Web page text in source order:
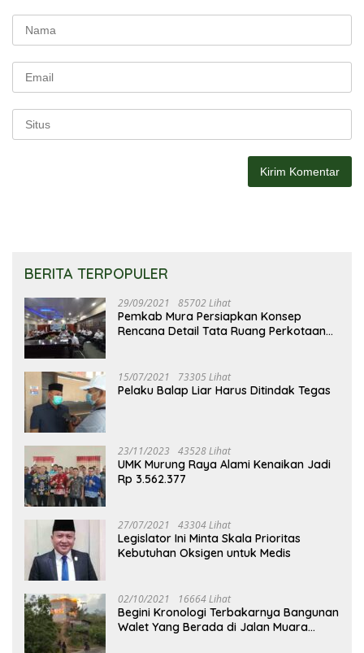
BERITA TERPOPULER
29/09/2021 85702 Lihat
Pemkab Mura Persiapkan Konsep
Rencana Detail Tata Ruang Perkotaan
15/07/2021 73305 Lihat
Pelaku Balap Liar Harus Ditindak Tegas
23/11/2023 43528 Lihat
UMK Murung Raya Alami Kenaikan Jadi
Rp 3.562.377
27/07/2021 43304 Lihat
Legislator Ini Minta Skala Prioritas
Kebutuhan Oksigen untuk Medis
02/10/2021 16664 Lihat
Begini Kronologi Terbakarnya Bangunan
Walet Yang Berada di Jalan Muara